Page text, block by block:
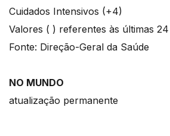
Cuidados Intensivos (+4)
Valores ( ) referentes às últimas
Fonte: Direção-Geral da Saúde
NO MUNDO
atualização permanente